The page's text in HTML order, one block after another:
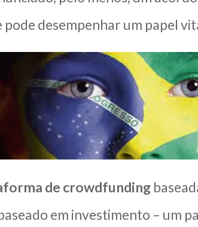
pode desempenhar um papel
de crowdfunding
em investimento – um